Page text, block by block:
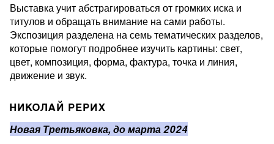
Выставка учит абстрагироваться от громких иска и
титулов и обращать внимание на сами работы.
Экспозиция разделена на семь тематических разделов,
которые помогут подробнее изучить картины: свет,
цвет, композиция, форма, фактура, точка и линия,
движение и звук.
НИКОЛАЙ РЕРИХ
Новая Третьяковка, до марта 2024